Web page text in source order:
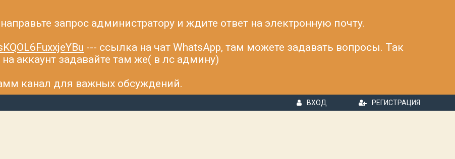
запрос администратору и ждите ответ на электронную почту.
--- ссылка на чат WhatsApp, там можете задавать вопросы. Так
аккаунт задавайте там же( в лс админу)
канал для важных обсуждений.
ВХОД РЕГИСТРАЦИЯ